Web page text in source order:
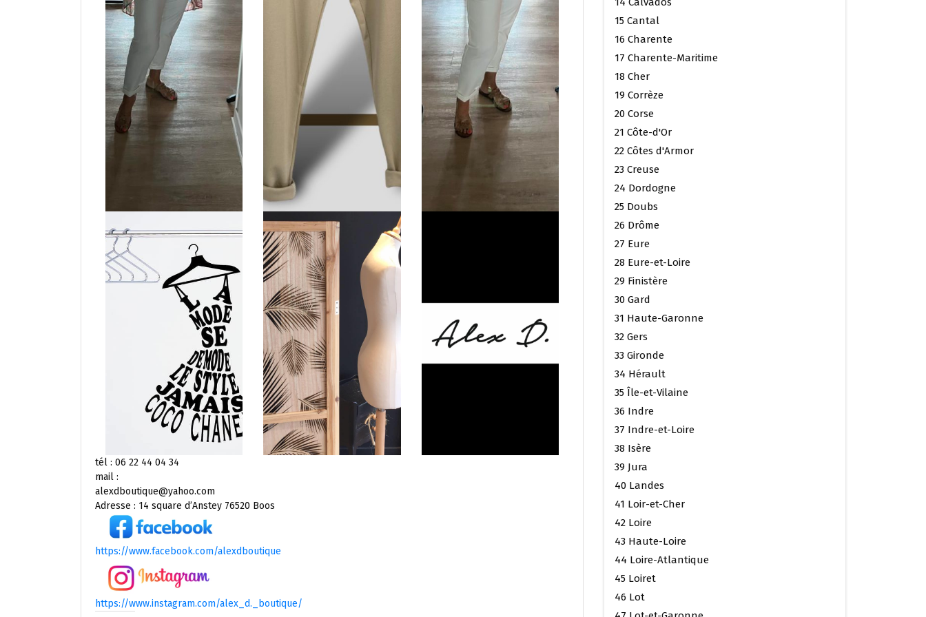
tél : 06 22 44 04 34
mail :
alexdboutique@yahoo.com
Adresse : 14 square d’Anstey 76520 Boos
https://www.facebook.com/alexdboutique
https://www.instagram.com/alex_d._boutique/
15 Cantal
16 Charente
17 Charente-Maritime
18 Cher
19 Corrèze
20 Corse
21 Côte-d'Or
22 Côtes d'Armor
23 Creuse
24 Dordogne
25 Doubs
26 Drôme
27 Eure
28 Eure-et-Loire
29 Finistère
30 Gard
31 Haute-Garonne
32 Gers
33 Gironde
34 Hérault
35 Île-et-Vilaine
36 Indre
37 Indre-et-Loire
38 Isère
39 Jura
40 Landes
41 Loir-et-Cher
42 Loire
43 Haute-Loire
44 Loire-Atlantique
45 Loiret
46 Lot